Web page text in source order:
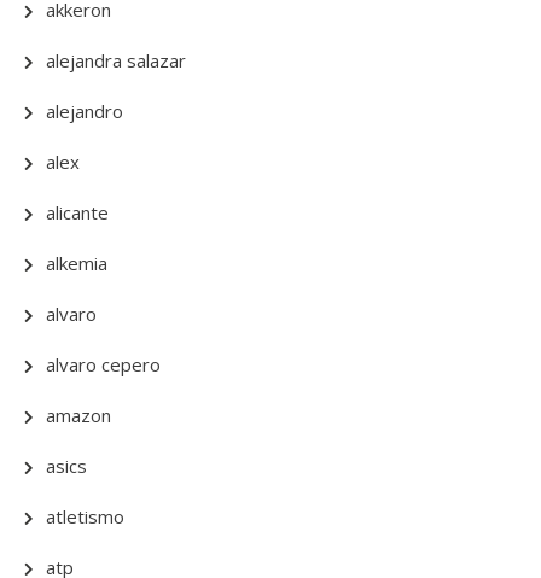
akkeron
alejandra salazar
alejandro
alex
alicante
alkemia
alvaro
alvaro cepero
amazon
asics
atletismo
atp